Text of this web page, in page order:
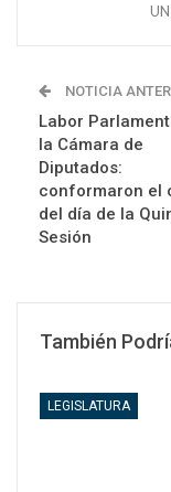
NOTICIA
Labor
la Cámara de
Diputados:
conformaron el
del día de la
Sesión
También
LEGISLATURA